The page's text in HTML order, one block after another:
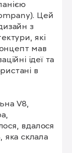
Цей
з
які
мав
ідеї та
в
V8,
вдалося
яка склала